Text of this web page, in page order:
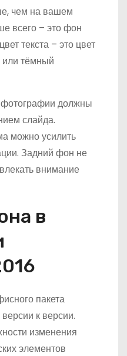
чем на вашем
всего – это фон
текста – это цвет
или тёмный
должны
слайда.
можно усилить
Задний фон не
внимание
в
пакета
к версии.
изменения
элементов